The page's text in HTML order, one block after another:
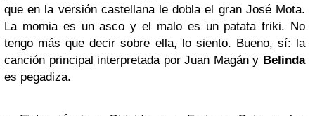
que en la versión castellana le dobla el gran José Mota.
La momia es un asco y el malo es un patata friki. No
tengo más que decir sobre ella, lo siento. Bueno, sí: la
canción principal interpretada por Juan Magán y Belinda
es pegadiza.